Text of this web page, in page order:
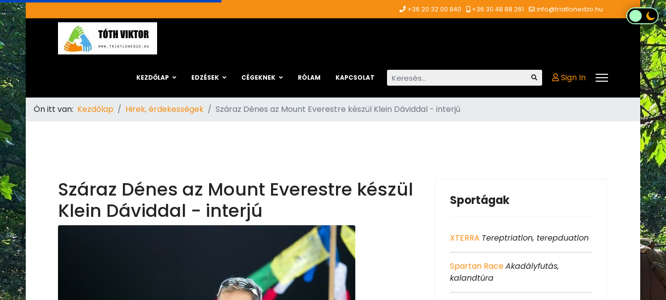
+36 20 32 00 840 +36 30 48 88 261 info@triatlonedzo.hu
KEZDŐLAP EDZÉSEK CÉGEKNEK RÓLAM KAPCSOLAT Keresés... Sign In
Ön itt van: Kezdőlap Hirek, érdekességek Száraz Dénes az Mount Everestre készül Klein Dáviddal - interjú
Száraz Dénes az Mount Everestre készül
Klein Dáviddal - interjú
Sportágak
XTERRA Tereptriatlon, terepduatlon
Spartan RaceAkadályfutás,
kalandtúra